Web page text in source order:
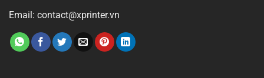
Email: contact@xprinter.vn